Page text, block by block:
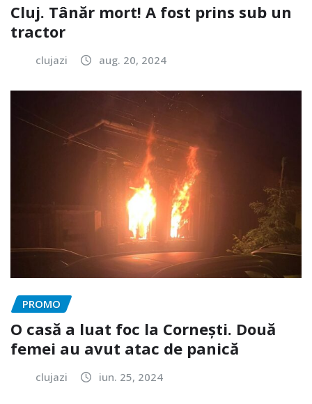
Cluj. Tânăr mort! A fost prins sub un
tractor
clujazi aug. 20, 2024
PROMO
O casă a luat foc la Cornești. Două
femei au avut atac de panică
clujazi iun. 25, 2024